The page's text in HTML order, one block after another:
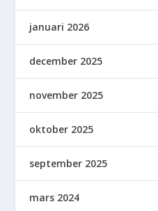
januari 2026
december 2025
november 2025
oktober 2025
september 2025
mars 2024